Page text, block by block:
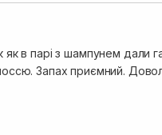
в парі з шампунем дали
Запах приємний.